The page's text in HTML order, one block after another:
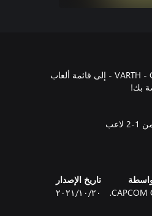
أضف VARTH - Operation Thunderstorm - إلى قائمة ألعاب
CAPCOM
تاريخ الإصدار
٢٠‏/١٠‏/٢٠٢١